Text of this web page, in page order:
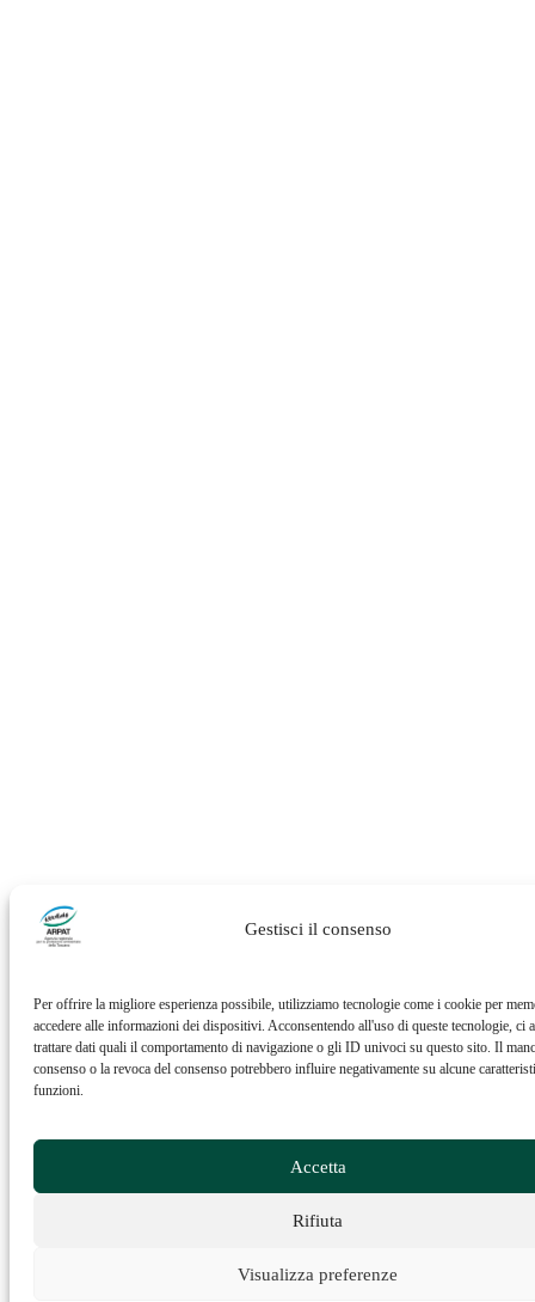
Gestisci il consenso
Per offrire la migliore esperienza possibile, utilizziamo tecnologie come i cookie per
accedere alle informazioni dei dispositivi. Acconsentendo all'uso di queste tecnologie, ci
trattare dati quali il comportamento di navigazione o gli ID univoci su questo sito. Il
consenso o la revoca del consenso potrebbero influire negativamente su alcune
funzioni.
Accetta
Rifiuta
Visualizza preferenze